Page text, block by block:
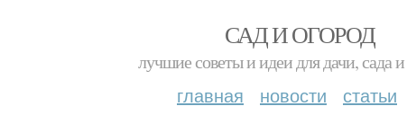
САД И ОГОРОД
лучшие советы и идеи для дачи, сада и
главная новости статьи